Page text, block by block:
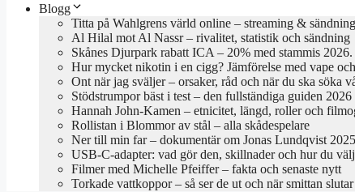
Blogg
Titta på Wahlgrens värld online – streaming &
Al Hilal mot Al Nassr – rivalitet, statistik och sändning
Skånes Djurpark rabatt ICA – 20% med stammis 2026.
Hur mycket nikotin i en cigg? Jämförelse med vape
Ont när jag sväljer – orsaker, råd och när du ska söka
Stödstrumpor bäst i test – den fullständiga guiden 2026
Hannah John-Kamen – etnicitet, längd, roller och
Rollistan i Blommor av stål – alla skådespelare
Ner till min far – dokumentär om Jonas Lundqvist 2025
USB-C-adapter: vad gör den, skillnader och hur du
Filmer med Michelle Pfeiffer – fakta och senaste nytt
Torkade vattkoppor – så ser de ut och när smittan slutar